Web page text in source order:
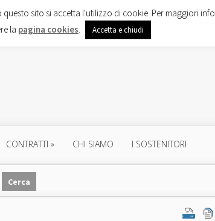
CONTRATTI » CHI SIAMO I SOSTENITORI
sito si accetta l'utilizzo di cookie. Per maggiori
la pagina cookies. Accetta e chiudi